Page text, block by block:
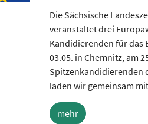
Die Sächsische
veranstaltet drei
Kandidierenden für das
03.05. in Chemnitz, am
Spitzenkandidierenden
laden wir gemeinsam
mehr